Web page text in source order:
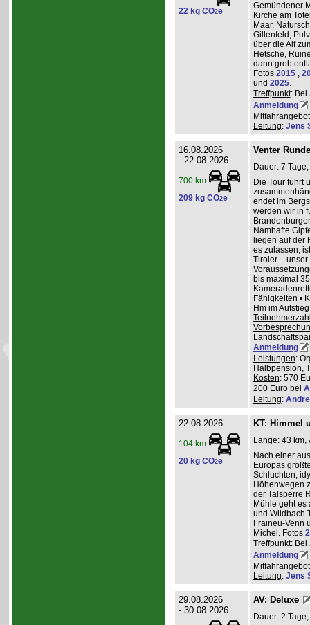
22 kg CO2e
Gemündener
Kirche am
Maar,
Gillenfeld,
über die Alf
Hetsche,
dann grob
Fotos 2015 ,
und 2025.
Treffpunkt: Bei
Anmeldung
Leitung: Jens
16.08.2026
- 22.08.2026
700 km
209 kg CO2e
Venter
Dauer: 7
Die Tour führt
endet im
werden wir in
Namhafte
liegen auf der
es zulassen,
Tiroler – unser
bis maximal
Fähigkeiten •
Hm im
Anmeldung
Leistungen:
Halbpension,
Kosten: 570
200 Euro bei
Leitung:
22.08.2026
104 km
20 kg CO2e
KT: Himmel
Länge: 43 km,
Nach einer
Europas
Schluchten,
Höhenwegen
der Talsperre
Mühle geht es
und Wildbach
Fraineu-Venn
Michel. Fotos
Treffpunkt: Bei
Anmeldung
Leitung: Jens
29.08.2026
- 30.08.2026
AV: Deluxe
Dauer: 2